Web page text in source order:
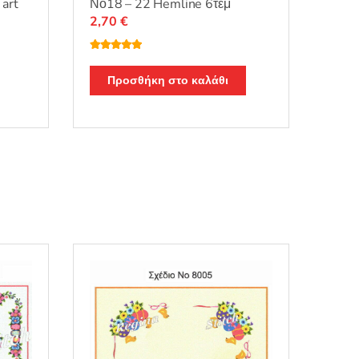
art
Νο18 – 22 Hemline 6τεμ
θηκε με5.00
από 5
2,70 €
Προσθήκη στο καλάθι